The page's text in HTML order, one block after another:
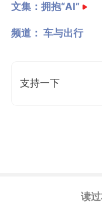
文集：拥抱“AI”
频道： 车与出行
支持一下
读